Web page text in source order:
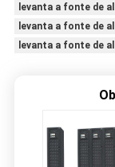
levanta a fonte de
levanta a fonte de
levanta a fonte de